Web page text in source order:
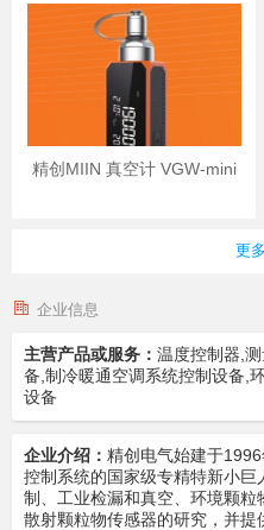
精创MIIN 真空计 VGW-mini
更
企业信息
主营产品或服务： 温度控制器,
备,制冷暖通空调系统控制设备,
设备
企业介绍： 精创电气始建于
控制系统的国家级专精特新小
制、工业检漏和真空、环境颗
散射颗粒物传感器的研究，并提